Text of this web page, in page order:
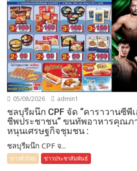
05/08/2026 admin1
ชลบุรีผนึก CPF จัด “คาราวานซีพี
ชีพประชาชน” ขนทัพอาหารคุณภ
หนุนเศรษฐกิจชุมชน :
ชลบุรีผนึก CPF จ...
ข่าวทั่วไทย ข่าวประชาสัมพันธ์